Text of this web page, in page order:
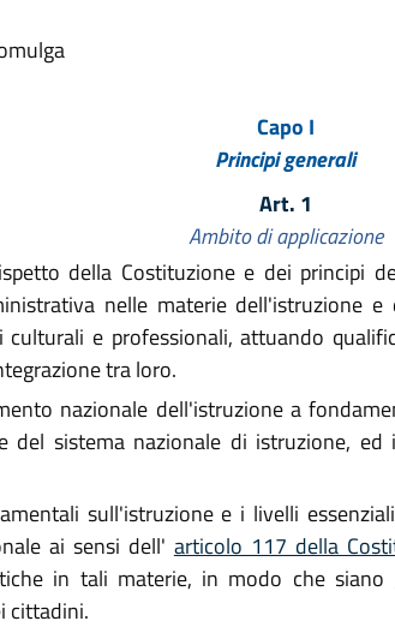
2015, n. 17
2018, n. 2
Capo I
Principi generali
Art. 1
Ambito di applicazione
della Costituzione e dei principi
nelle materie dell'istruzione
e professionali, attuando
tra loro.
nazionale dell'istruzione a
del sistema nazionale di istruzione,
sull'istruzione e i livelli
ai sensi dell' articolo 117 della
in tali materie, in modo che
cittadini.